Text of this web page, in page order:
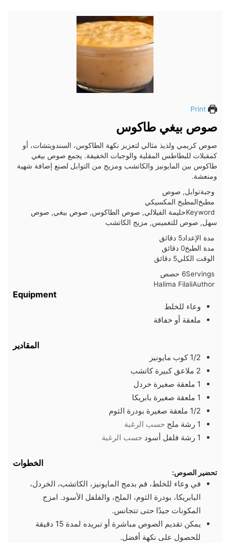
Print
صوص بيغي طاكوس
صوص كريمي ولذيذ مثالي لتعزيز نكهة الطاكوس، السندويتشات، أو
كمقبلات للبطاطس المقلية والوجبات الخفيفة. يجمع صوص بيغي
طاكوس بين المايونيز والكاتشب ومزيج من التوابل لصنع إضافة شهية
ومنعشة.
وجبةتوابل, صوص
مطبخالمطبخ المكسيكي
Keywordحليمة الفيلالي, صوص الطاكوس, صوص بيغي, صوص
سهل, صوص للتغميس, مزيج الكاتشب
مدة الإعداد5 دقائق
دقائق
مدة الطبخ0دقائق
دقائق
الوقت الكلي5 دقائق
دقائق
Servings
6 حصص
Author
Halima Filali
Equipment
وعاء للخلط
ملعقة أو خفاقة
المقادير
1/2 كوب مايونيز
2 ملاعق كبيرة كاتشب
1 ملعقة صغيرة خردل
1 ملعقة صغيرة بابريكا
1/2 ملعقة صغيرة بودرة الثوم
1 رشة ملح حسب الرغبة
1 رشة فلفل أسود حسب الرغبة
الخطوات
تحضير الصوص:
في وعاء للخلط، قم بدمج المايونيز، الكاتشب، الخردل،
البابريكا، بودرة الثوم، الملح، والفلفل الأسود. امزج
المكونات جيدًا حتى تتجانس.
يمكن تقديم الصوص مباشرة أو تبريده لمدة 15 دقيقة
للحصول على نكهة أفضل.